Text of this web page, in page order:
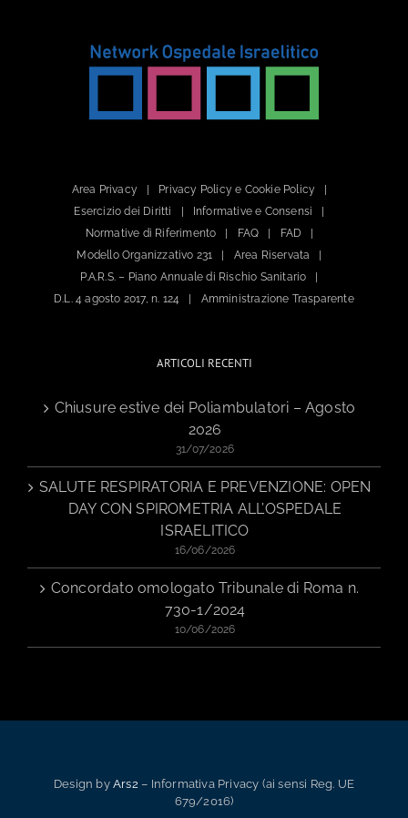
Area Privacy
Privacy Policy e Cookie Policy
Esercizio dei Diritti
Informative e Consensi
Normative di Riferimento
FAQ
FAD
Modello Organizzativo 231
Area Riservata
P.A.R.S. – Piano Annuale di Rischio Sanitario
D.L. 4 agosto 2017, n. 124
Amministrazione Trasparente
ARTICOLI RECENTI
Chiusure estive dei Poliambulatori – Agosto
2026
31/07/2026
SALUTE RESPIRATORIA E PREVENZIONE: OPEN
DAY CON SPIROMETRIA ALL’OSPEDALE
ISRAELITICO
16/06/2026
Concordato omologato Tribunale di Roma n.
730-1/2024
10/06/2026
Design byArs2– Informativa Privacy (ai sensi Reg. UE
679/2016)